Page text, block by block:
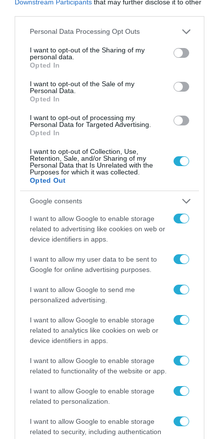
Downstream Participants that may further disclose it to other
Please note that this website/app uses one or more Google
not limited to your visit or usage behaviour. You may click to
grant or deny consent to Google and its third-party tags to
use your data for below specified purposes in below Google
consent section.
Personal Data Processing Opt Outs
I want to opt-out of the Sharing of my
personal data.
Opted In
I want to opt-out of the Sale of my
Personal Data.
Opted In
I want to opt-out of processing my
Personal Data for Targeted Advertising.
Opted In
I want to opt-out of Collection, Use,
Retention, Sale, and/or Sharing of my
Personal Data that Is Unrelated with the
Purposes for which it was collected.
Opted Out
Google consents
I want to allow Google to enable storage
related to advertising like cookies on web or
device identifiers in apps.
I want to allow my user data to be sent to
Google for online advertising purposes.
I want to allow Google to send me
personalized advertising.
I want to allow Google to enable storage
related to analytics like cookies on web or
device identifiers in apps.
I want to allow Google to enable storage
related to functionality of the website or app.
I want to allow Google to enable storage
related to personalization.
I want to allow Google to enable storage
related to security, including authentication
οικοσυστήματος και της
προσωρινής στέγασης σε εκτοπισμένους
στην Ουκρανία.
Τα 20 βραβευμένα έργα επιλέχθηκαν από 49
Νέου Ευρωπαϊκού Bauhaus. Θα λάβουν ένα
ένα πακέτο επικοινωνίας που θα τους
βοηθήσει να αναπτύξουν περαιτέρω τα έργα
τους ή να τα επαναλάβουν σε όλη την
Ευρώπη.
Ιστορικό
καλύτερες πρωτοβουλίες NEB σε τέσσερις
Επανασύνδεση με τη φύση.
Ανάκτηση της αίσθησης του ανήκειν.
Δίνοντας προτεραιότητα στα μέρη και
στους ανθρώπους που το χρειάζονται
περισσότερο.
Διαμόρφωση ενός κυκλικού
βιομηχανικού οικοσυστήματος και
υποστήριξη της σκέψης του κύκλου ζωής.